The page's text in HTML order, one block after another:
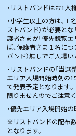
・リストバンドはお1人
・小学生以上の方は、１
ストバンド）が必要とな
護者さまが「優先観覧エ
ば、保護者さま１名につ
バンド）無しでご入場い
・リストバンドの「当選
エリア入場開始時刻の
て発表予定となります
限りませんのでご注意く
・優先エリア入場開始
※リストバンドの配布
となります。